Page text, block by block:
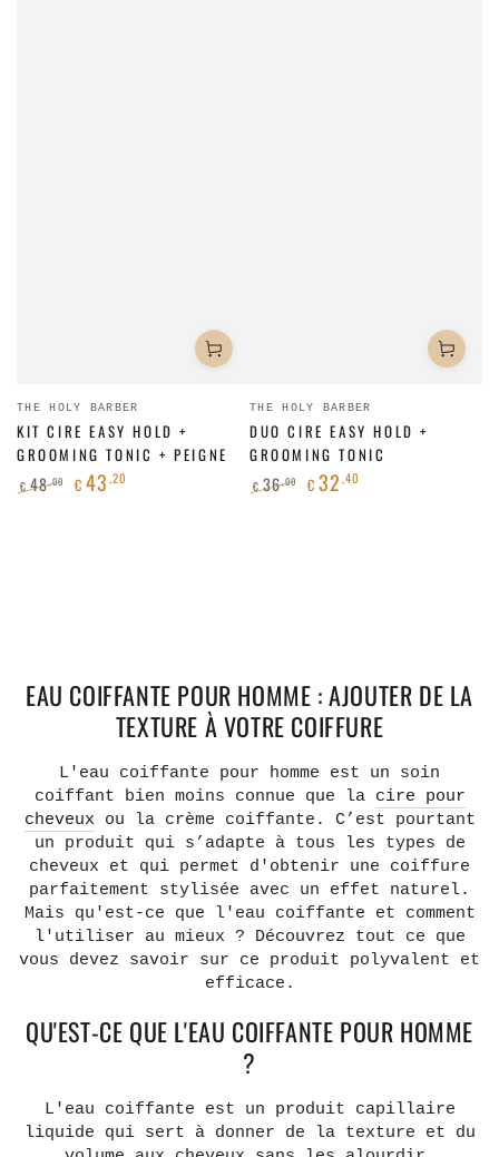
Fournisseur:
THE HOLY BARBER
KIT CIRE EASY HOLD +
GROOMING TONIC + PEIGNE
€ 48,00 € 43,20
Fournisseur:
THE HOLY BARBER
DUO CIRE EASY HOLD +
GROOMING TONIC
€ 36,00 € 32,40
EAU COIFFANTE POUR HOMME : AJOUTER DE LA
TEXTURE À VOTRE COIFFURE
L'eau coiffante pour homme est un soin
coiffant bien moins connue que la cire pour
cheveux ou la crème coiffante. C’est pourtant
un produit qui s’adapte à tous les types de
cheveux et qui permet d'obtenir une coiffure
parfaitement stylisée avec un effet naturel.
Mais qu'est-ce que l'eau coiffante et comment
l'utiliser au mieux ? Découvrez tout ce que
vous devez savoir sur ce produit polyvalent et
efficace.
QU'EST-CE QUE L'EAU COIFFANTE POUR HOMME
?
L'eau coiffante est un produit capillaire
liquide qui sert à donner de la texture et du